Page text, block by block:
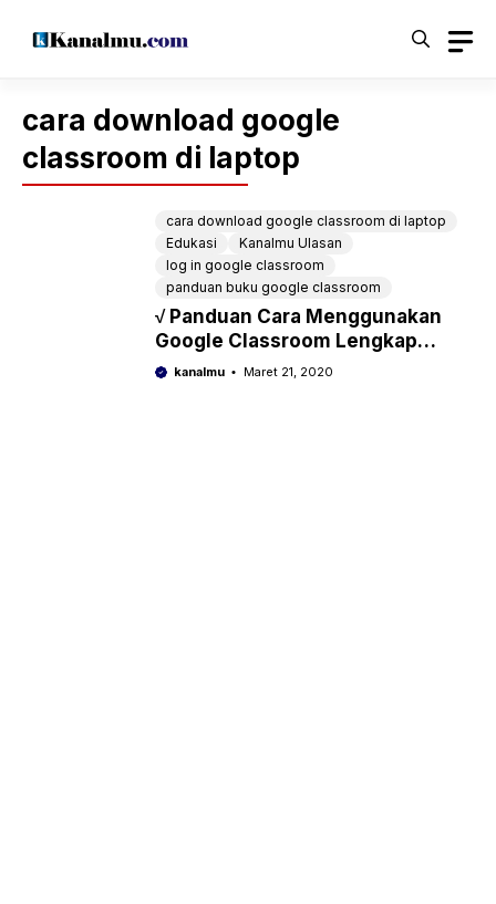
cara download google
classroom di laptop
cara download google classroom di laptop
Edukasi
Kanalmu Ulasan
log in google classroom
panduan buku google classroom
√ Panduan Cara Menggunakan
Google Classroom Lengkap
untuk Guru dan Siswa
kanalmu Maret 21, 2020